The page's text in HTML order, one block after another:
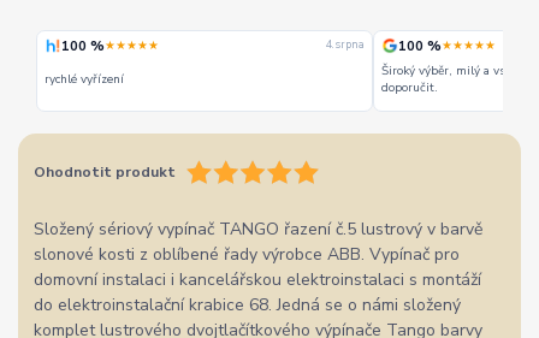
100 %★★★★★ 4. srpna
rychlé vyřízení
100 %★★★★★
Široký výběr, milý a
doporučit.
Ohodnotit produkt
Složený sériový vypínač TANGO řazení č.5 lustrový v barvě
slonové kosti z oblíbené řady výrobce ABB. Vypínač pro
domovní instalaci i kancelářskou elektroinstalaci s montáží
do elektroinstalační krabice 68. Jedná se o námi složený
komplet lustrového dvojtlačítkového výpínače Tango barvy